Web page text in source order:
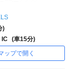
)
IC (車15分)
ップで開く